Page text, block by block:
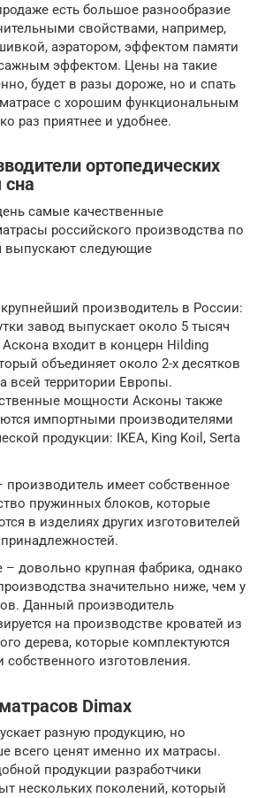
есть большое разнообразие
свойствами, например,
аэратором, эффектом памяти
эффектом. Цены на такие
будет в разы дороже, но и спать
с хорошим функциональным
раз приятнее и удобнее.
ортопедических
сна
самые качественные
российского производства по
выпускают следующие
производитель в России:
завод выпускает около 5 тысяч
входит в концерн Hilding
объединяет около 2-х десятков
всей территории Европы.
мощности Асконы также
импортными производителями
продукции: IKEA, King Koil, Serta
производитель имеет собственное
пружинных блоков, которые
в изделиях других изготовителей
– довольно крупная фабрика, однако
значительно ниже, чем у
Данный производитель
на производстве кроватей из
дерева, которые комплектуются
собственного изготовления.
Dimax
разную продукцию, но
всего ценят именно их матрасы.
продукции разработчики
нескольких поколений, который